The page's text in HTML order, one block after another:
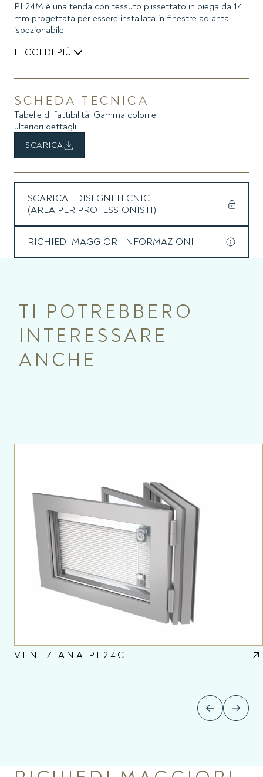
PL24M è una tenda con tessuto plissettato in piega da 14
mm progettata per essere installata in finestre ad anta
ispezionabile.
LEGGI DI PIÙ
cassonetto, caratterizzato da estrema silenziosità e
affidabilità nel tempo grazie all’assenza di spazzole. Il
motore è dotato di sensori Hall, che forniscono
all’elettronica di regolazione le precise informazioni di
posizione e assicurano il massimo sincronismo tra più
tende, indipendentemente dalle loro dimensioni e dal loro
consentono un arresto della corsa della tenda senza forzare
inutilmente i componenti della stessa (corde e finecorsa
meccanico contenuto nel cassonetto).
SCHEDA TECNICA
Tabelle di fattibilità, Gamma colori e
ulteriori dettagli.
SCARICA
SCARICA I DISEGNI TECNICI
(AREA PER PROFESSIONISTI)
RICHIEDI MAGGIORI INFORMAZIONI
TI POTREBBERO
INTERESSARE
ANCHE
VENEZIANA PL24C